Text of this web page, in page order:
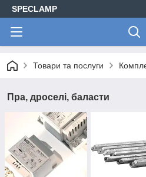
SPECLAMP
Товари та послуги
Пра, дроселі, баласти